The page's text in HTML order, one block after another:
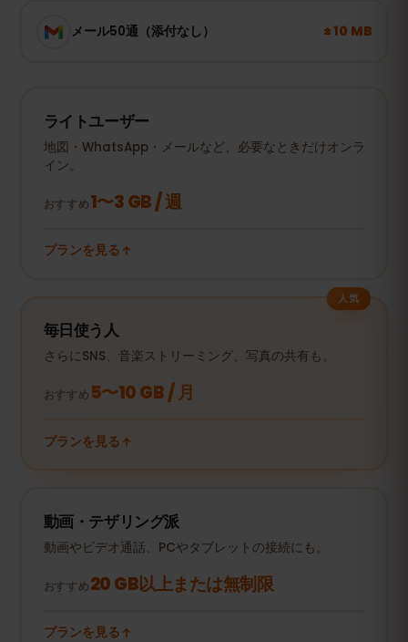
メール50通（添付なし） ± 10 MB
ライトユーザー
地図・WhatsApp・メールなど、必要なときだけオンラ
イン。
おすすめ1〜3 GB / 週
プランを見る
人気
毎日使う人
さらにSNS、音楽ストリーミング、写真の共有も。
おすすめ 5〜10 GB / 月
プランを見る
動画・テザリング派
動画やビデオ通話、PCやタブレットの接続にも。
おすすめ20 GB以上または無制限
プランを見る